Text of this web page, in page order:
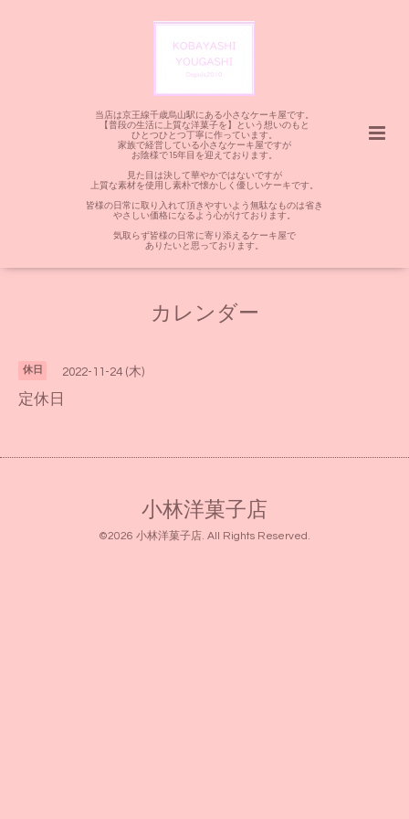
当店は京王線千歳烏山駅にある小さなケーキ屋です。
【普段の生活に上質な洋菓子を】という想いのもと
ひとつひとつ丁寧に作っています。
家族で経営している小さなケーキ屋ですが
お陰様で15年目を迎えております。
見た目は決して華やかではないですが
上質な素材を使用し素朴で懐かしく優しいケーキです。
皆様の日常に取り入れて頂きやすいよう無駄なものは省き
やさしい価格になるよう心がけております。
気取らず皆様の日常に寄り添えるケーキ屋で
ありたいと思っております。
カレンダー
休日 2022-11-24 (木)
定休日
小林洋菓子店
©2026 小林洋菓子店. All Rights Reserved.